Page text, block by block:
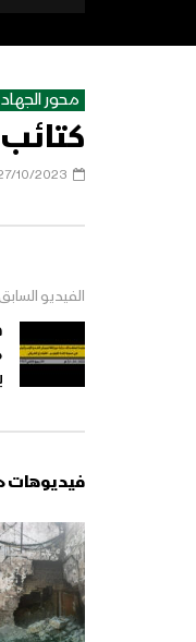
محور
10/2023
الفيديو السابق
فيديوهات